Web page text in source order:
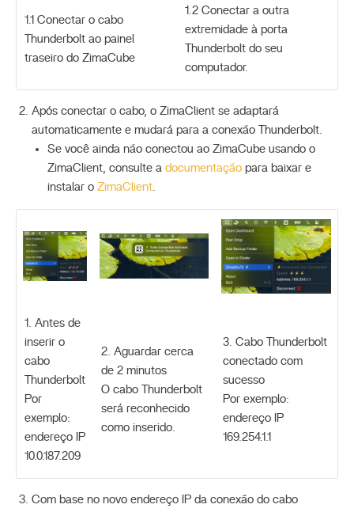
1.1 Conectar o cabo
Thunderbolt ao painel
traseiro do ZimaCube
1.2 Conectar a outra
extremidade à porta
Thunderbolt do seu
computador.
Após conectar o cabo, o ZimaClient se adaptará
automaticamente e mudará para a conexão Thunderbolt.
Se você ainda não conectou ao ZimaCube usando o
ZimaClient, consulte a documentação para baixar e
instalar o ZimaClient.
1. Antes de
inserir o
cabo
Thunderbolt
Por
exemplo:
endereço IP
10.0.187.209
2. Aguardar cerca
de 2 minutos
O cabo Thunderbolt
será reconhecido
como inserido.
3. Cabo Thunderbolt
conectado com
sucesso
Por exemplo:
endereço IP
169.254.1.1
Com base no novo endereço IP da conexão do cabo